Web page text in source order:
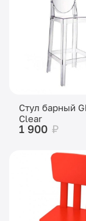
Стул барный
Clear
1 900 ₽